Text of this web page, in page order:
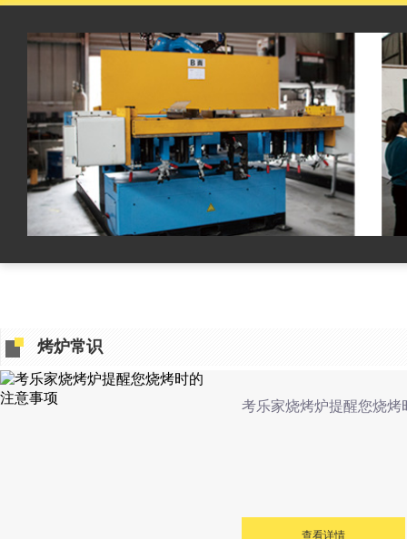
烤炉常识
考乐家烧烤炉提醒您烧烤
查看详情